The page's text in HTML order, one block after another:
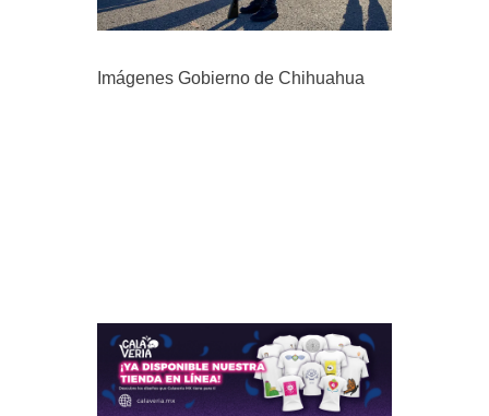
Imágenes Gobierno de Chihuahua